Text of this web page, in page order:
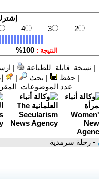
| نسخة قابلة للطباعة |
|حفظ | بحث |
عدد الموضوعات
- رحلة سرمدية